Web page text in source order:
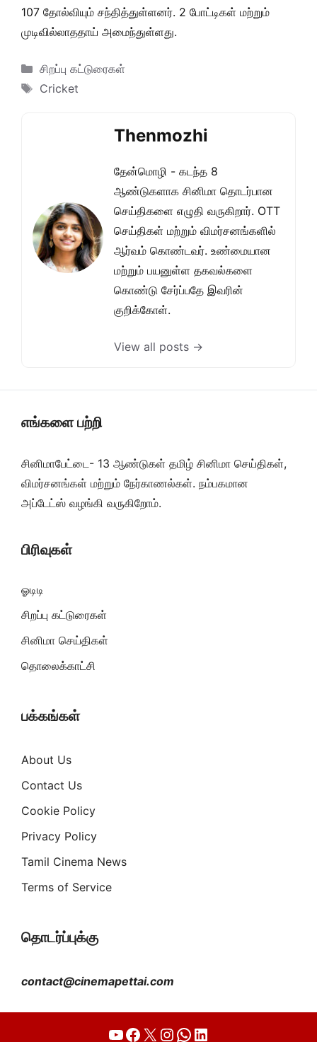
107 தோல்வியும் சந்தித்துள்ளனர். 2 போட்டிகள் மற்றும்
முடிவில்லாததாய் அமைந்துள்ளது.
Categories
சிறப்பு கட்டுரைகள்
Tags
Cricket
Thenmozhi
தேன்மொழி - கடந்த 8
ஆண்டுகளாக சினிமா தொடர்பான
செய்திகளை எழுதி வருகிறார். OTT
செய்திகள் மற்றும் விமர்சனங்களில்
ஆர்வம் கொண்டவர். உண்மையான
மற்றும் பயனுள்ள தகவல்களை
கொண்டு சேர்ப்பதே இவரின்
குறிக்கோள்.
View all posts →
எங்களை பற்றி
சினிமாபேட்டை- 13 ஆண்டுகள் தமிழ் சினிமா செய்திகள்,
விமர்சனங்கள் மற்றும் நேர்காணல்கள். நம்பகமான
அப்டேட்ஸ் வழங்கி வருகிறோம்.
பிரிவுகள்
ஓடிடி
சிறப்பு கட்டுரைகள்
சினிமா செய்திகள்
தொலைக்காட்சி
பக்கங்கள்
About Us
Contact Us
Cookie Policy
Privacy Policy
Tamil Cinema News
Terms of Service
தொடர்ப்புக்கு
contact@cinemapettai.com
YouTube
Facebook
X Instagram
WhatsApp
LinkedIn